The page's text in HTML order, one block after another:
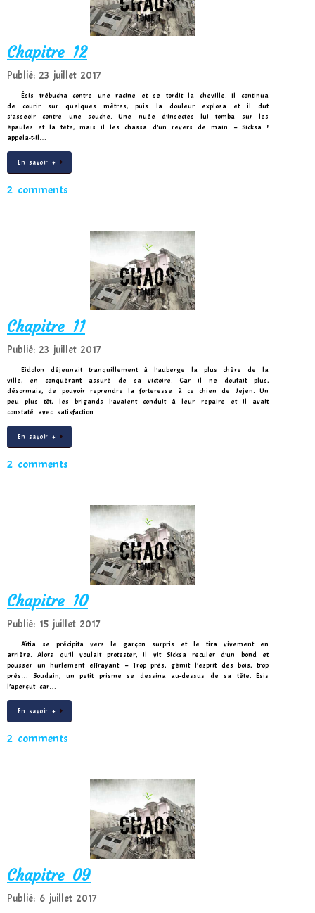
Chapitre 12
Publié: 23 juillet 2017
Ésis trébucha contre une racine et se tordit la cheville. Il continua
de courir sur quelques mètres, puis la douleur explosa et il dut
s’asseoir contre une souche. Une nuée d’insectes lui tomba sur les
épaules et la tête, mais il les chassa d’un revers de main. – Sicksa !
appela-t-il…
En savoir +
2 comments
Chapitre 11
Publié: 23 juillet 2017
Eidolon déjeunait tranquillement à l’auberge la plus chère de la
ville, en conquérant assuré de sa victoire. Car il ne doutait plus,
désormais, de pouvoir reprendre la forteresse à ce chien de Jejen. Un
peu plus tôt, les brigands l’avaient conduit à leur repaire et il avait
constaté avec satisfaction…
En savoir +
2 comments
Chapitre 10
Publié: 15 juillet 2017
Aïtia se précipita vers le garçon surpris et le tira vivement en
arrière. Alors qu’il voulait protester, il vit Sicksa reculer d’un bond et
pousser un hurlement effrayant. – Trop près, gémit l’esprit des bois, trop
près… Soudain, un petit prisme se dessina au-dessus de sa tête. Ésis
l’aperçut car…
En savoir +
2 comments
Chapitre 09
Publié: 6 juillet 2017